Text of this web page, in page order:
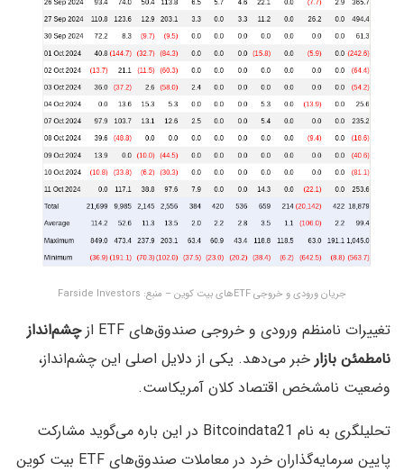
جریان ورودی و خروجی ETFهای بیت کوین – منبع: Farside Investors
تغییرات نامنظم ورودی و خروجی صندوق‌های ETF از
چشم‌انداز
نامطمئن بازار خبر می‌دهد. یکی از دلایل اصلی این چشم‌انداز،
وضعیت نامشخص اقتصاد کلان آمریکاست.
تحلیلگری به نام Bitcoindata21 در این باره می‌گوید مشارکت
پایین سرمایه‌گذاران خرد در معاملات صندوق‌های ETF بیت کوین